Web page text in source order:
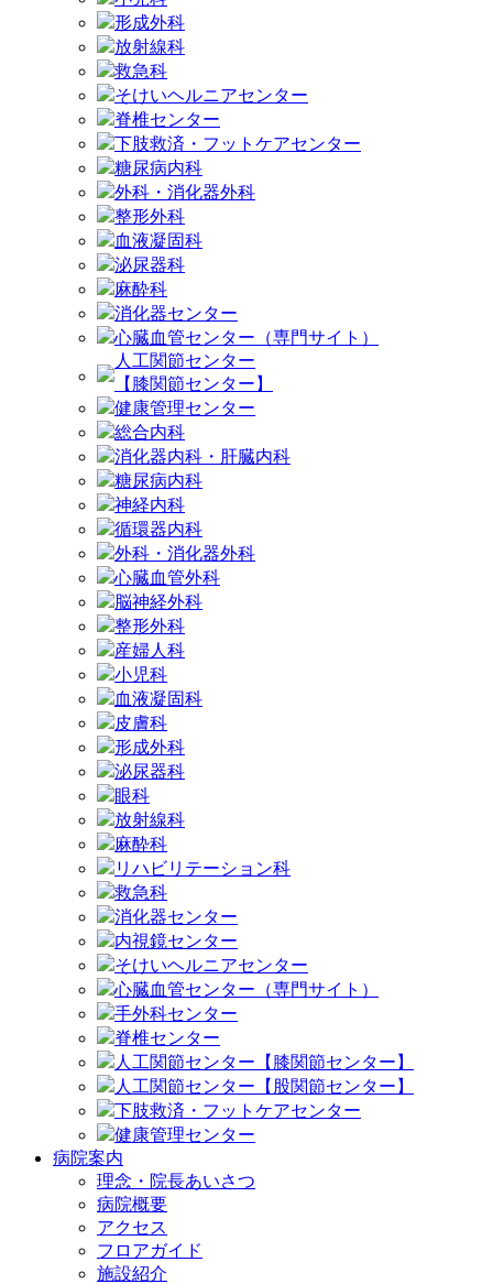
形成外科
放射線科
救急科
そけいヘルニアセンター
脊椎センター
下肢救済・フットケアセンター
糖尿病内科
外科・消化器外科
整形外科
血液凝固科
泌尿器科
麻酔科
消化器センター
心臓血管センター（専門サイト）
人工関節センター
【膝関節センター】
健康管理センター
総合内科
消化器内科・肝臓内科
糖尿病内科
神経内科
循環器内科
外科・消化器外科
心臓血管外科
脳神経外科
整形外科
産婦人科
小児科
血液凝固科
皮膚科
形成外科
泌尿器科
眼科
放射線科
麻酔科
リハビリテーション科
救急科
消化器センター
内視鏡センター
そけいヘルニアセンター
心臓血管センター（専門サイト）
手外科センター
脊椎センター
人工関節センター【膝関節センター】
人工関節センター【股関節センター】
下肢救済・フットケアセンター
健康管理センター
病院案内
理念・院長あいさつ
病院概要
アクセス
フロアガイド
施設紹介